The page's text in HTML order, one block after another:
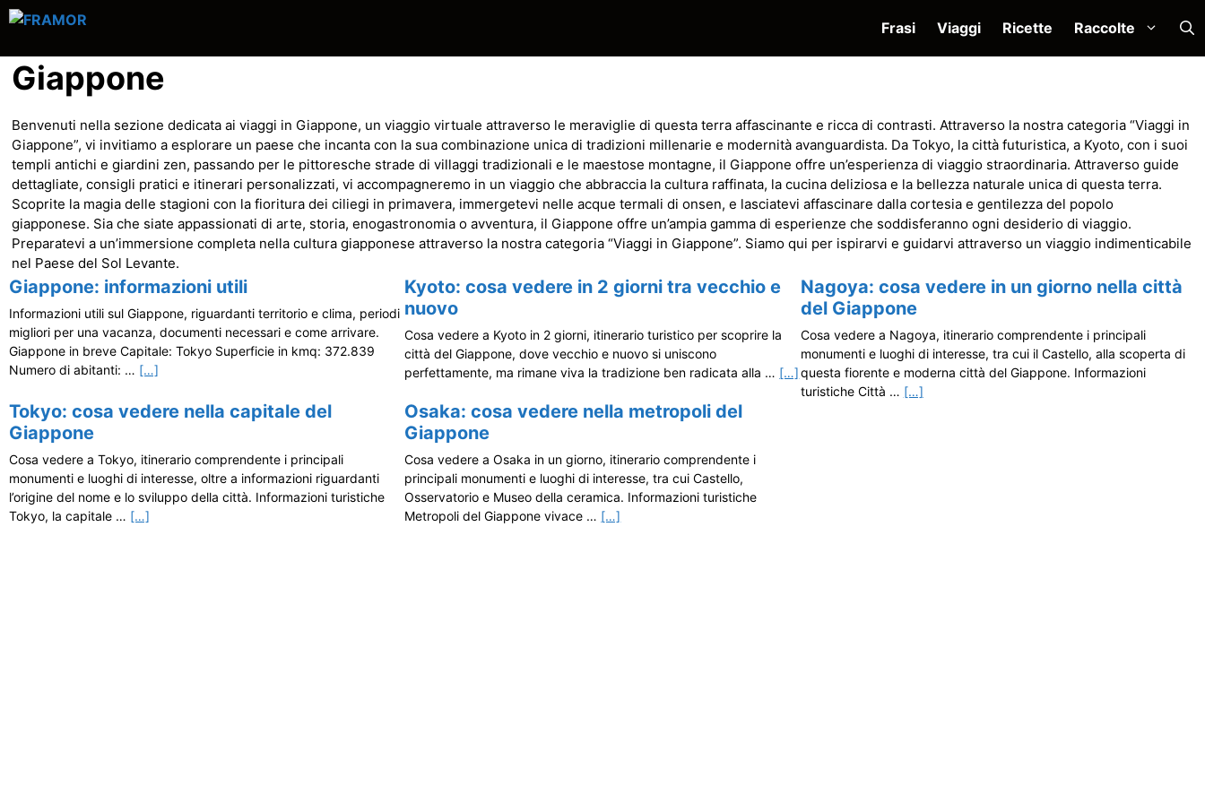
Vai
contenuto
Frasi Viaggi Ricette Raccolte
Giappone
Benvenuti nella sezione dedicata ai viaggi in Giappone, un viaggio virtuale attraverso le meraviglie di questa terra affascinante e ricca di contrasti. Attraverso la nostra categoria “Viaggi in
Giappone”, vi invitiamo a esplorare un paese che incanta con la sua combinazione unica di tradizioni millenarie e modernità avanguardista. Da Tokyo, la città futuristica, a Kyoto, con i suoi
templi antichi e giardini zen, passando per le pittoresche strade di villaggi tradizionali e le maestose montagne, il Giappone offre un’esperienza di viaggio straordinaria. Attraverso guide
dettagliate, consigli pratici e itinerari personalizzati, vi accompagneremo in un viaggio che abbraccia la cultura raffinata, la cucina deliziosa e la bellezza naturale unica di questa terra.
Scoprite la magia delle stagioni con la fioritura dei ciliegi in primavera, immergetevi nelle acque termali di onsen, e lasciatevi affascinare dalla cortesia e gentilezza del popolo
giapponese. Sia che siate appassionati di arte, storia, enogastronomia o avventura, il Giappone offre un’ampia gamma di esperienze che soddisferanno ogni desiderio di viaggio.
Preparatevi a un’immersione completa nella cultura giapponese attraverso la nostra categoria “Viaggi in Giappone”. Siamo qui per ispirarvi e guidarvi attraverso un viaggio indimenticabile
nel Paese del Sol Levante.
Giappone: informazioni utili
Informazioni utili sul Giappone, riguardanti territorio e clima, periodi
migliori per una vacanza, documenti necessari e come arrivare.
Giappone in breve Capitale: Tokyo Superficie in kmq: 372.839
Numero di abitanti: … […]
Kyoto: cosa vedere in 2 giorni tra vecchio e
nuovo
Cosa vedere a Kyoto in 2 giorni, itinerario turistico per scoprire la
città del Giappone, dove vecchio e nuovo si uniscono
perfettamente, ma rimane viva la tradizione ben radicata alla … […]
Nagoya: cosa vedere in un giorno nella città
del Giappone
Cosa vedere a Nagoya, itinerario comprendente i principali
monumenti e luoghi di interesse, tra cui il Castello, alla scoperta di
questa fiorente e moderna città del Giappone. Informazioni
turistiche Città … […]
Tokyo: cosa vedere nella capitale del
Giappone
Cosa vedere a Tokyo, itinerario comprendente i principali
monumenti e luoghi di interesse, oltre a informazioni riguardanti
l’origine del nome e lo sviluppo della città. Informazioni turistiche
Tokyo, la capitale … […]
Osaka: cosa vedere nella metropoli del
Giappone
Cosa vedere a Osaka in un giorno, itinerario comprendente i
principali monumenti e luoghi di interesse, tra cui Castello,
Osservatorio e Museo della ceramica. Informazioni turistiche
Metropoli del Giappone vivace … […]